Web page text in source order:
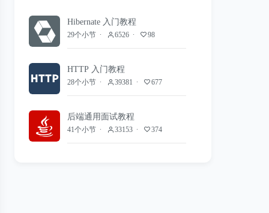
Hibernate 入门教程
29个小节 6526 98
HTTP 入门教程
28个小节 39381 677
后端通用面试教程
41个小节 33153 374